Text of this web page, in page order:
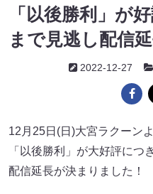
「以後勝利」が
まで見逃し配信延
2022-12-27
12月25日(日)大宮ラクーン
「以後勝利」が大好評につ
配信延長が決まりました！